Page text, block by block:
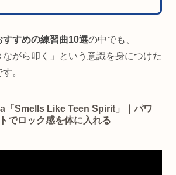
すすめの練習曲10選の中でも、
ながら叩く」という意識を身につけた
。
「Smells Like Teen Spirit」｜パワ
でロック感を体に入れる